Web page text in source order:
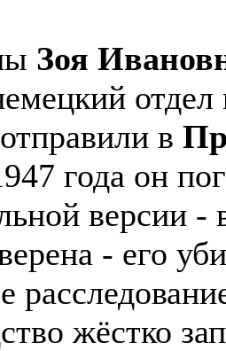
Зоя
отправили в
года он
версии -
- его
жёстко